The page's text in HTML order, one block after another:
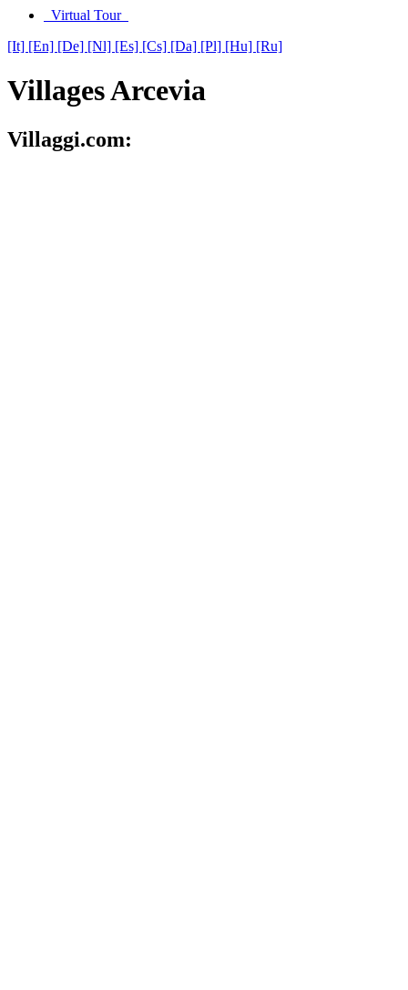
Virtual Tour
[It] [En] [De] [Nl] [Es] [Cs] [Da] [Pl] [Hu] [Ru]
Villages Arcevia
Villaggi.com: